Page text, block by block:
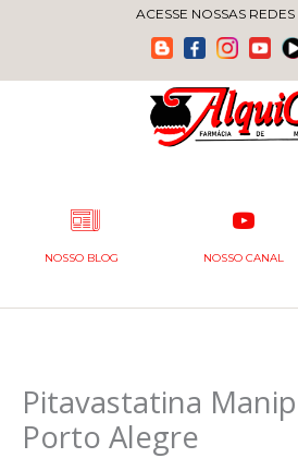
conteúdo
ACESSE NOSSAS
NOSSO BLOG NOSSO CANAL
Pitavastatina
Porto Alegre